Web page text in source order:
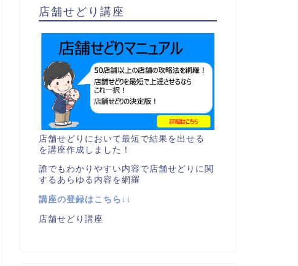
店舗せどり講座
店舗せどりにおいて最短で結果を出せる
を講座作成しました！
誰でもわかりやすい内容で店舗せどりに関
するあらゆる内容を網羅
講座の登録はこちら↓↓
店舗せどり講座